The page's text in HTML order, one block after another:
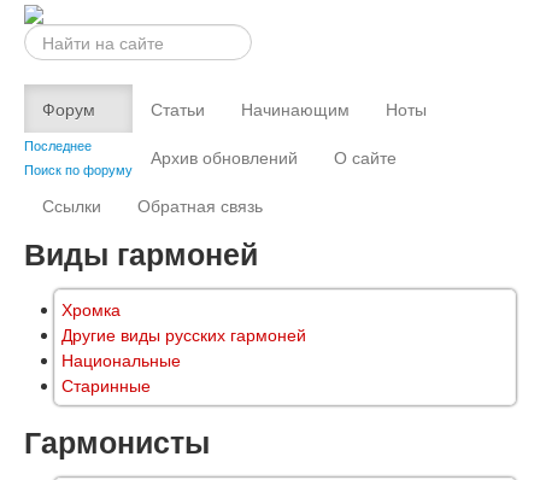
Искать...
Форум
Последнее
Поиск по форуму
Статьи Начинающим
Ноты
Архив обновлений
О сайте
Ссылки
Обратная связь
Виды гармоней
Хромка
Другие виды русских гармоней
Национальные
Старинные
Гармонисты